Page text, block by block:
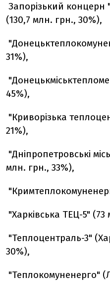
Запорізький концерн
(130,7 млн. грн., 30%),
31%),
45%),
"Криворізька
21%),
"Дніпропетровські
млн. грн., 33%),
"Харківська ТЕЦ-5"
"Теплоцентраль-3"
30%),
"Теплокомуненерго"